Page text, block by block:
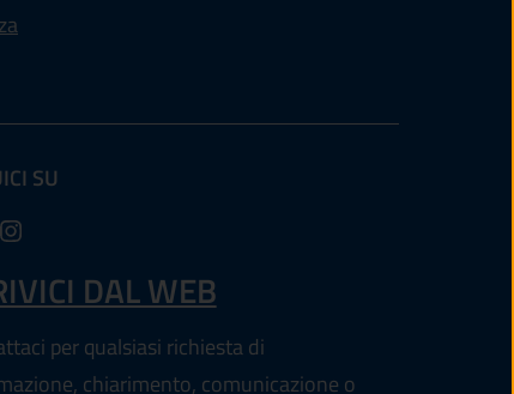
SU
DAL WEB
per qualsiasi richiesta di
chiarimento, comunicazione o